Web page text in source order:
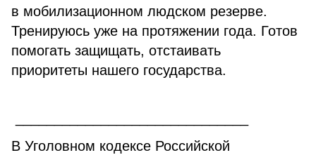
в мобилизационном людском резерве.
Тренируюсь уже на протяжении года. Готов
помогать защищать, отстаивать
приоритеты нашего государства.
В Уголовном кодексе Российской